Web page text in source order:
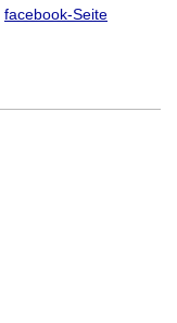
facebook-Seite